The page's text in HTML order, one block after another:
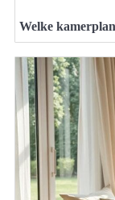
Welke